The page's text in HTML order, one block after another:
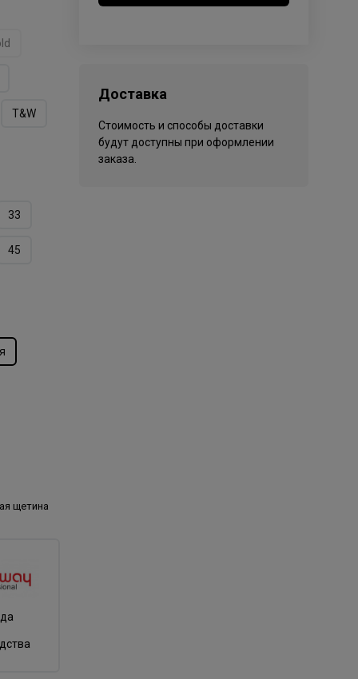
T&W
33
45
щетина
Доставка
Стоимость и способы доставки
будут доступны при оформлении
заказа.